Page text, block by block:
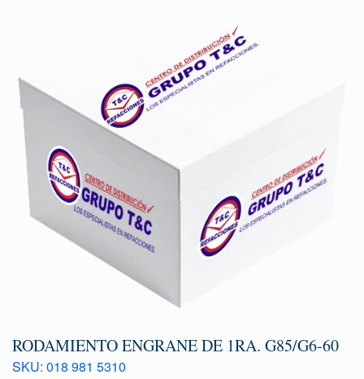
RODAMIENTO ENGRANE DE 1RA. G85/G6-60
SKU: 018 981 5310